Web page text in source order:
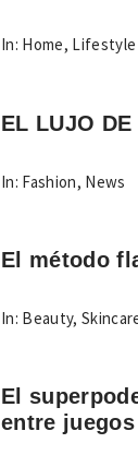
In: Home, Lifestyle
EL LUJO DE
In: Fashion, News
El método
In: Beauty,
El
entre juegos